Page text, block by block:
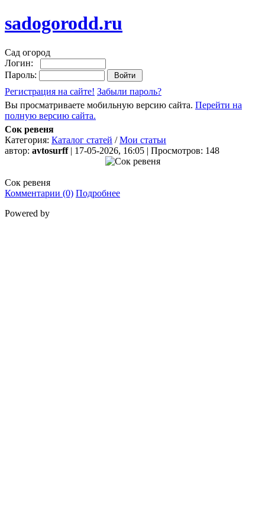
sadogorodd.ru
Сад огород
Логин:
Пароль:
Регистрация на сайте! Забыли пароль?
Вы просматриваете мобильную версию сайта. Перейти на
полную версию сайта.
Сок ревеня
Категория: Каталог статей /Мои статьи
автор: avtosurff| 17-05-2026, 16:05 | Просмотров: 148
Сок ревеня
Комментарии (0) Подробнее
Powered by